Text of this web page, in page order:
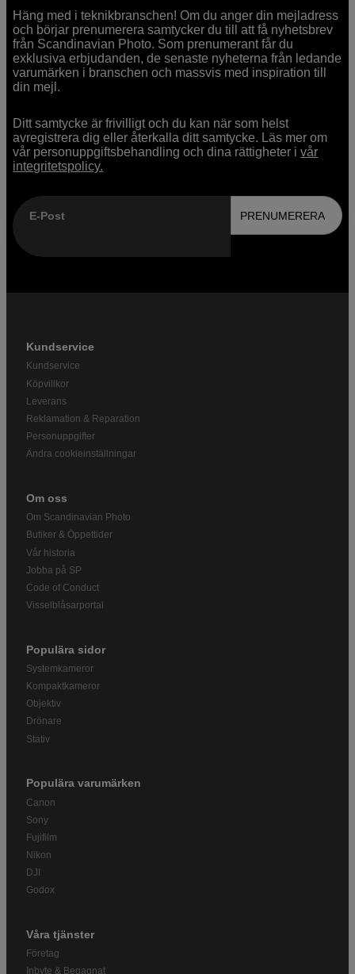
Häng med i teknikbranschen! Om du anger din mejladress
och börjar prenumerera samtycker du till att få nyhetsbrev
från Scandinavian Photo. Som prenumerant får du
exklusiva erbjudanden, de senaste nyheterna från ledande
varumärken i branschen och massvis med inspiration till
din mejl.
Ditt samtycke är frivilligt och du kan när som helst
avregistrera dig eller återkalla ditt samtycke. Läs mer om
vår personuppgiftsbehandling och dina rättigheter ivår
integritetspolicy.
E-Post PRENUMERERA
Kundservice
Kundservice
Köpvillkor
Leverans
Reklamation & Reparation
Personuppgifter
Ändra cookieinställningar
Om oss
Om Scandinavian Photo
Butiker & Öppettider
Vår historia
Jobba på SP
Code of Conduct
Visselblåsarportal
Populära sidor
Systemkameror
Kompaktkameror
Objektiv
Drönare
Stativ
Populära varumärken
Canon
Sony
Fujifilm
Nikon
DJI
Godox
Våra tjänster
Företag
Inbyte & Begagnat